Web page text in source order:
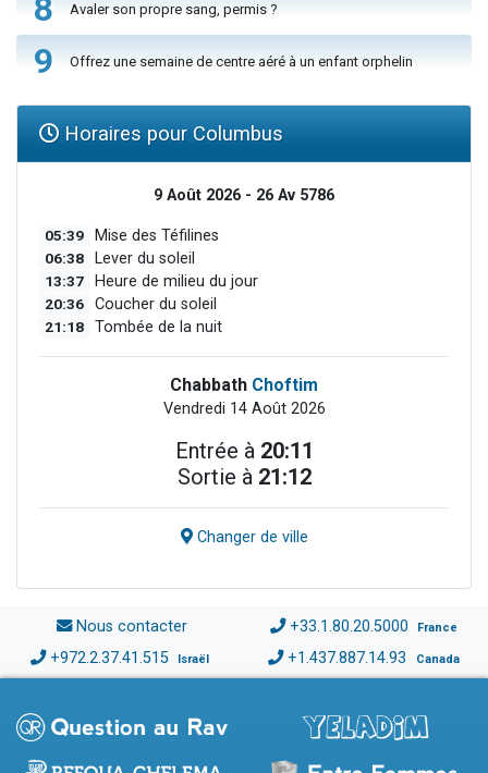
8 Avaler son propre sang, permis ?
9 Offrez une semaine de centre aéré à un enfant orphelin
Horaires pour Columbus
9 Août 2026 - 26 Av 5786
05:39 Mise des Téfilines
06:38 Lever du soleil
13:37 Heure de milieu du jour
20:36 Coucher du soleil
21:18 Tombée de la nuit
Chabbath Choftim
Vendredi 14 Août 2026
Entrée à 20:11
Sortie à 21:12
Changer de ville
Nous contacter +33.1.80.20.5000 France
+972.2.37.41.515 Israël +1.437.887.14.93 Canada